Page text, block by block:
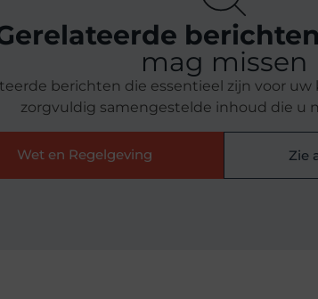
berichten
mag missen
berichten die essentieel zijn voor
zorgvuldig samengestelde inhoud die u
Wet en Regelgeving Zie